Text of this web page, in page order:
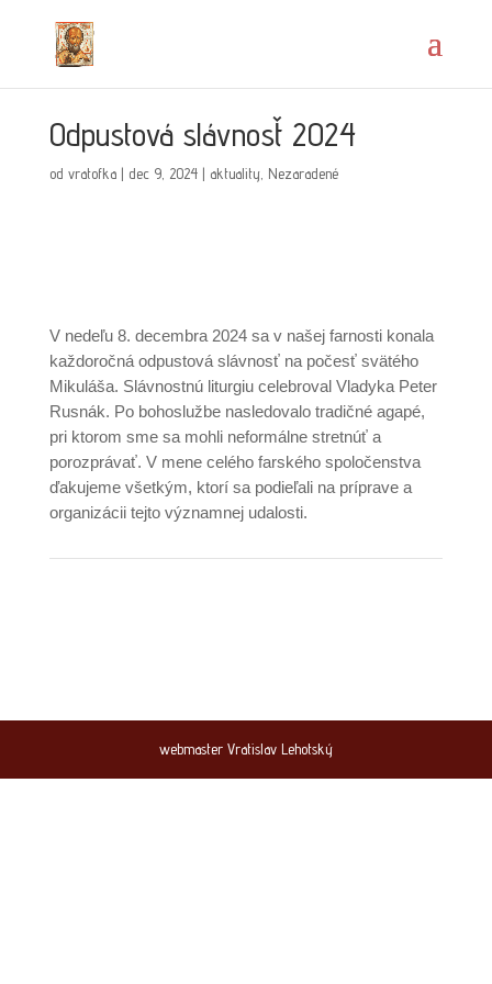
Odpustová slávnosť 2024
od vratofka| dec 9, 2024| aktuality, Nezaradené
V nedeľu 8. decembra 2024 sa v našej farnosti konala
každoročná odpustová slávnosť na počesť svätého
Mikuláša. Slávnostnú liturgiu celebroval Vladyka Peter
Rusnák. Po bohoslužbe nasledovalo tradičné agapé,
pri ktorom sme sa mohli neformálne stretnúť a
porozprávať. V mene celého farského spoločenstva
ďakujeme všetkým, ktorí sa podieľali na príprave a
organizácii tejto významnej udalosti.
webmaster Vratislav Lehotský